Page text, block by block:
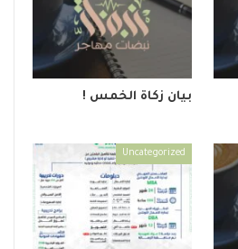
بيان زكاة الخمس !
Uncategorized